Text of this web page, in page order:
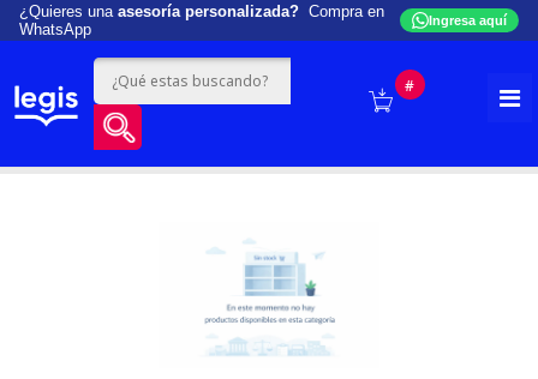
¿Quieres una asesoría personalizada? Compra en
WhatsApp
Ingresa aquí
#